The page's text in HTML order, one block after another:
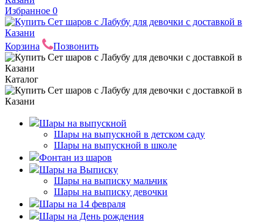
Избранное 0
Корзина Позвонить
Каталог
Шары на выпускной
Шары на выпускной в детском саду
Шары на выпускной в школе
Фонтан из шаров
Шары на Выписку
Шары на выписку мальчик
Шары на выписку девочки
Шары на 14 февраля
Шары на День рождения